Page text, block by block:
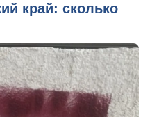
край: сколько